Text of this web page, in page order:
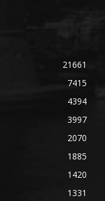
21661
7415
4394
3997
2070
1885
1420
1331